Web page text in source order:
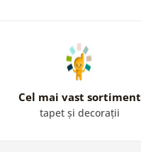
Cel mai vast sortiment
tapet și decorații